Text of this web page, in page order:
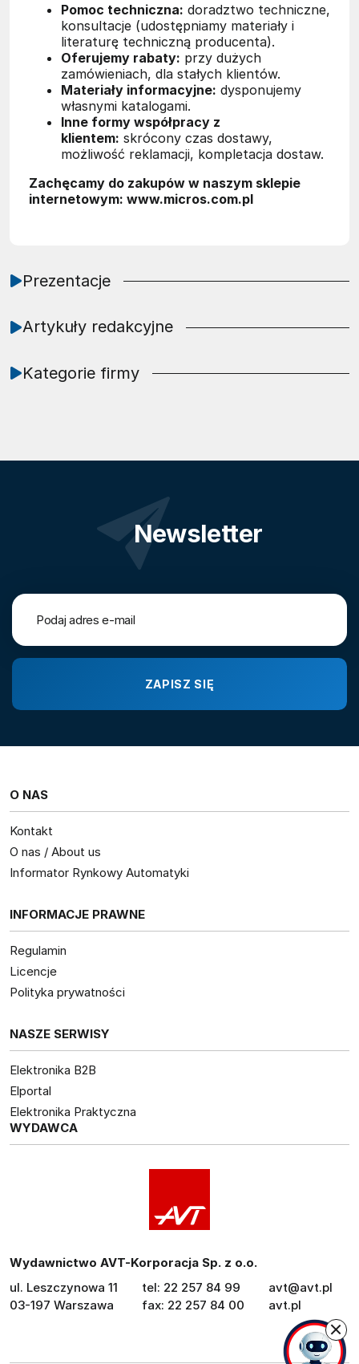
Pomoc techniczna: doradztwo techniczne,
konsultacje (udostępniamy materiały i
literaturę techniczną producenta).
Oferujemy rabaty: przy dużych
zamówieniach, dla stałych klientów.
Materiały informacyjne: dysponujemy
własnymi katalogami.
Inne formy współpracy z
klientem: skrócony czas dostawy,
możliwość reklamacji, kompletacja dostaw.
Zachęcamy do zakupów w naszym sklepie
internetowym: www.micros.com.pl
Prezentacje
Artykuły redakcyjne
Kategorie firmy
Newsletter
O NAS
Kontakt
O nas / About us
Informator Rynkowy Automatyki
INFORMACJE PRAWNE
Regulamin
Licencje
Polityka prywatności
NASZE SERWISY
Elektronika B2B
Elportal
Elektronika Praktyczna
WYDAWCA
Wydawnictwo AVT-Korporacja Sp. z o.o.
ul. Leszczynowa 11
03-197 Warszawa
tel: 22 257 84 99
fax: 22 257 84 00
avt@avt.pl
avt.pl